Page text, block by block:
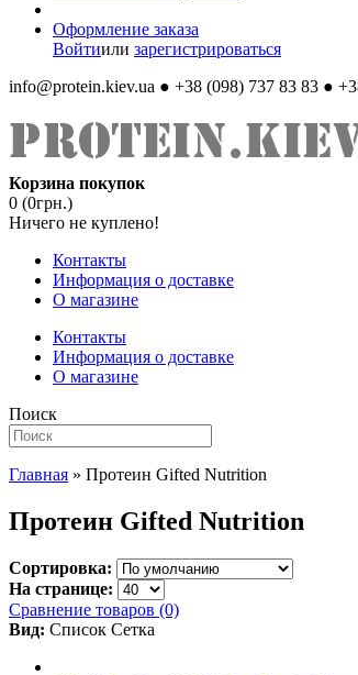
Оформление заказа
Войтиили зарегистрироваться
info@protein.kiev.ua ● +38 (098) 737 83 83 ●
Корзина покупок
0 (0грн.)
Ничего не куплено!
Контакты
Информация о доставке
О магазине
Контакты
Информация о доставке
О магазине
Поиск
Главная » Протеин Gifted Nutrition
Протеин Gifted Nutrition
Сортировка:
На странице:
Сравнение товаров (0)
Вид: Список Сетка